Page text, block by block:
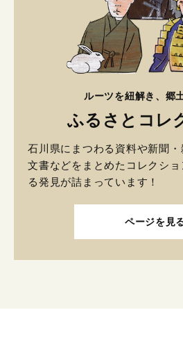
ルーツを紐解き、郷
ふるさとコレ
石川県にまつわる資料や新聞
文書などをまとめたコレクシ
る発見が詰まっています！
ページを見